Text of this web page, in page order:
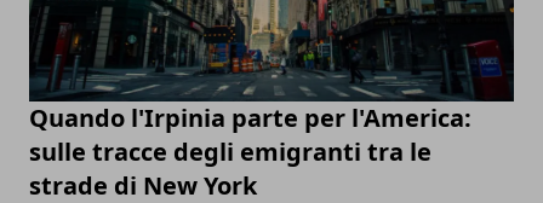
Quando l'Irpinia parte per l'America:
sulle tracce degli emigranti tra le
strade di New York